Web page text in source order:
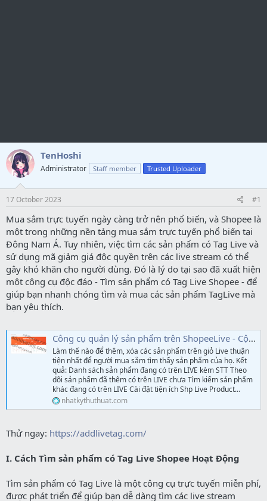
TenHoshi
Administrator Staff member Trusted Uploader
17 October 2023 #1
Mua sắm trực tuyến ngày càng trở nên phổ biến, và Shopee là
một trong những nền tảng mua sắm trực tuyến phổ biến tại
Đông Nam Á. Tuy nhiên, việc tìm các sản phẩm có Tag Live và
sử dụng mã giảm giá độc quyền trên các live stream có thể
gây khó khăn cho người dùng. Đó là lý do tại sao đã xuất hiện
một công cụ độc đáo - Tìm sản phẩm có Tag Live Shopee - để
giúp bạn nhanh chóng tìm và mua các sản phẩm TagLive mà
bạn yêu thích.
Công cụ quản lý sản phẩm trên ShopeeLive - Cộng đồng Nhật Ký Thủ Thuật
Làm thế nào để thêm, xóa các sản phẩm trên giỏ Live thuận
tiện nhất để người mua sắm tìm thấy sản phẩm của họ. Kết
quả: Danh sách sản phẩm đang có trên LIVE kèm STT Theo
dõi sản phẩm đã thêm có trên LIVE chưa Tìm kiếm sản phẩm
khác đang có trên LIVE Cài đặt tiện ích Shp Live Product...
nhatkythuthuat.com
Thử ngay: https://addlivetag.com/
I. Cách Tìm sản phẩm có Tag Live Shopee Hoạt Động
Tìm sản phẩm có Tag Live là một công cụ trực tuyến miễn phí,
được phát triển để giúp bạn dễ dàng tìm các live stream